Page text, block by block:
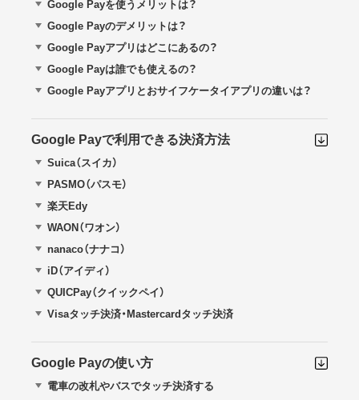
Google Payを使うメリットは？
Google Payのデメリットは？
Google Payアプリはどこにあるの？
Google Payは誰でも使えるの？
Google Payアプリとおサイフケータイアプリの違いは？
Google Payで利用できる決済方法
Suica（スイカ）
PASMO（パスモ）
楽天Edy
WAON（ワオン）
nanaco（ナナコ）
iD（アイディ）
QUICPay（クイックペイ）
Visaタッチ決済・Mastercardタッチ決済
Google Payの使い方
電車の改札やバスでタッチ決済する